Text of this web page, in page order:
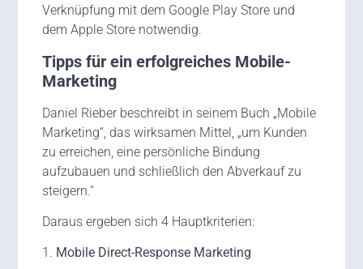
Verknüpfung mit dem Google Play Store und
dem Apple Store notwendig.
Tipps für ein erfolgreiches Mobile-
Marketing
Daniel Rieber beschreibt in seinem Buch „Mobile
Marketing“, das wirksamen Mittel, „um Kunden
zu erreichen, eine persönliche Bindung
aufzubauen und schließlich den Abverkauf zu
steigern.“
Daraus ergeben sich 4 Hauptkriterien:
1. Mobile Direct-Response Marketing